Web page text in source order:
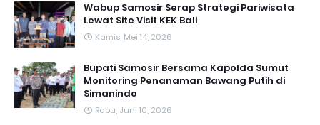
Wabup Samosir Serap Strategi Pariwisata
Lewat Site Visit KEK Bali
Kamis, Mei 14, 2026
Bupati Samosir Bersama Kapolda Sumut
Monitoring Penanaman Bawang Putih di
Simanindo
Rabu, Juni 10, 2026